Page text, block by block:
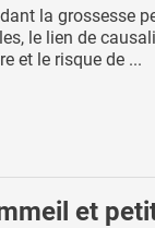
la grossesse
le lien de
et le risque de ...
et